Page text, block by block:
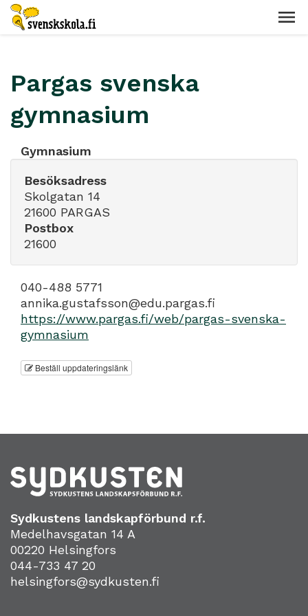
Pargas svenska
gymnasium
Gymnasium
Besöksadress
Skolgatan 14
21600 PARGAS
Postbox
21600
040-488 5771
annika.gustafsson@edu.pargas.fi
https://www.pargas.fi/web/pargas-svenska-
gymnasium
Beställ uppdateringslänk
Sydkustens landskapförbund r.f.
Medelhavsgatan 14 A
00220 Helsingfors
044-733 47 20
helsingfors@sydkusten.fi